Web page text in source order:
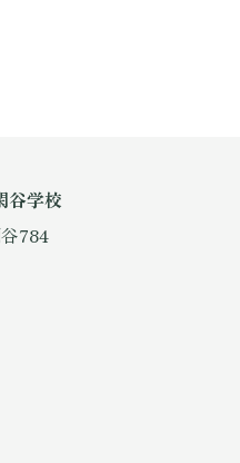
谷学校
784